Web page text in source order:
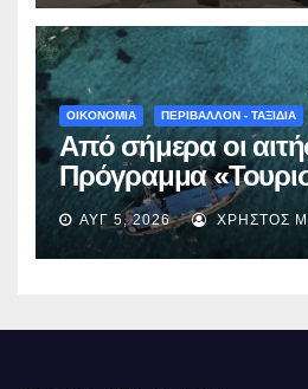
γίνεται πράξη με
χρηματοδότηση»
ΟΙΚΟΝΟΜΙΑ ΠΕΡΙΒΑΛΛΟΝ - ΤΑΞΙΔΙΑ
Από σήμερα οι
Πρόγραμμα
Όλους 2026-2027»
η προσθεσμία
ΑΥΓ 5, 2026 ΧΡΉΣΤΟΣ